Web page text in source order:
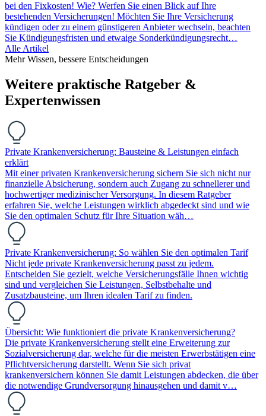
bei den Fixkosten! Wie? Werfen Sie einen Blick auf Ihre
bestehenden Versicherungen! Möchten Sie Ihre Versicherung
kündigen oder zu einem günstigeren Anbieter wechseln, beachten
Sie Kündigungsfristen und etwaige Sonderkündigungsrecht…
Alle Artikel
Mehr Wissen, bessere Entscheidungen
Weitere praktische Ratgeber &
Expertenwissen
Private Krankenversicherung: Bausteine & Leistungen einfach
erklärt
Mit einer privaten Krankenversicherung sichern Sie sich nicht nur
finanzielle Absicherung, sondern auch Zugang zu schnellerer und
hochwertiger medizinischer Versorgung. In diesem Ratgeber
erfahren Sie, welche Leistungen wirklich abgedeckt sind und wie
Sie den optimalen Schutz für Ihre Situation wäh…
Private Krankenversicherung: So wählen Sie den optimalen Tarif
Nicht jede private Krankenversicherung passt zu jedem.
Entscheiden Sie gezielt, welche Versicherungsfälle Ihnen wichtig
sind und vergleichen Sie Leistungen, Selbstbehalte und
Zusatzbausteine, um Ihren idealen Tarif zu finden.
Übersicht: Wie funktioniert die private Krankenversicherung?
Die private Krankenversicherung stellt eine Erweiterung zur
Sozialversicherung dar, welche für die meisten Erwerbstätigen eine
Pflichtversicherung darstellt. Wenn Sie sich privat
krankenversichern können Sie damit Leistungen abdecken, die über
die notwendige Grundversorgung hinausgehen und damit v…